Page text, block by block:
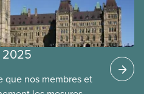
2025
que nos membres et